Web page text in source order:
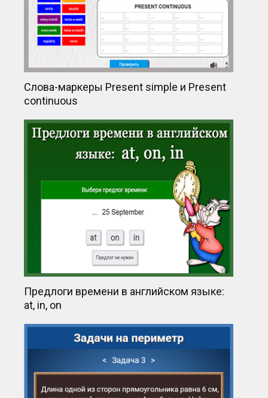
Слова-маркеры Present simple и Present
continuous
Предлоги времени в английском языке:
at, in, on